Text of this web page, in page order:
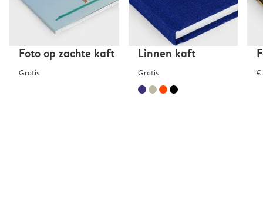
Foto op zachte kaft
Gratis
Linnen kaft
Gratis €